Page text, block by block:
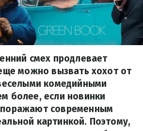
смех продлевает
можно вызвать хохот от
комедийными
более, если новинки
современным
картинкой. Поэтому,